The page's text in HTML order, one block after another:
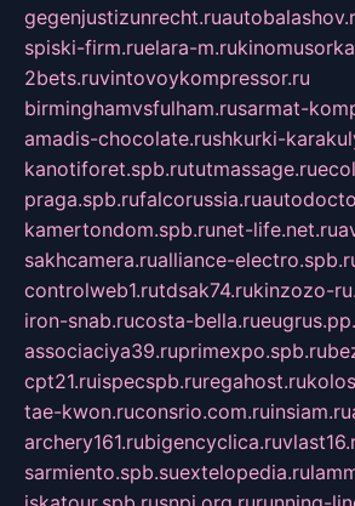
gegenjustizunrecht.ru
spiski-firm.ruelara-m.ru
2bets.ruvintovoykompressor.ru
birminghamvsfulham.rusarmat-
amadis-chocolate.rushkurki-
kanotiforet.spb.rututmassage.ru
praga.spb.rufalcorussia.ru
kamertondom.spb.runet-life.net.ru
sakhcamera.rualliance-
controlweb1.rutdsak74.rukinzozo-
iron-snab.rucosta-bella.ru
associaciya39.ruprimexpo.spb.ru
cpt21.ruispecspb.ruregahost.ru
tae-kwon.ruconsrio.com.ruinsiam.ru
archery161.rubigencyclica.ru
sarmiento.spb.suextelopedia.ru